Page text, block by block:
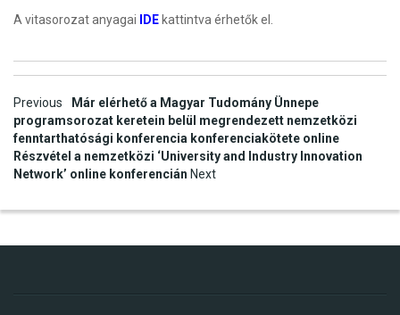
A vitasorozat anyagai IDE kattintva érhetők el.
Post
navigation
Previous
Már elérhető a Magyar Tudomány Ünnepe
programsorozat keretein belül megrendezett nemzetközi
fenntarthatósági konferencia konferenciakötete online
Részvétel a nemzetközi ‘University and Industry Innovation
Network’ online konferencián Next